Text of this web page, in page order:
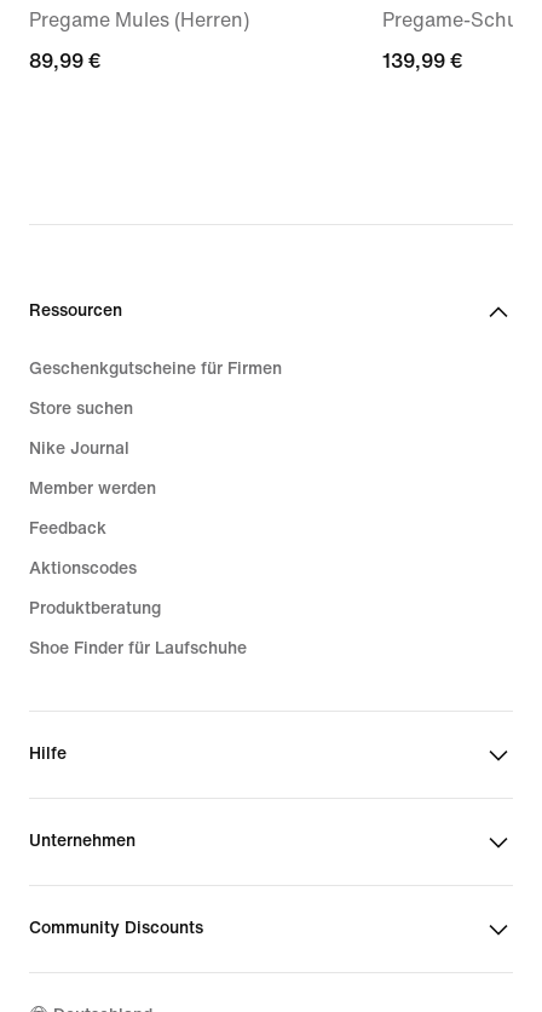
Pregame Mules (Herren)
89,99 €
89,99 €
Pregame-
139,99 €
139,99 €
Ressourcen
Geschenkgutscheine für Firmen
Store suchen
Nike Journal
Member werden
Feedback
Aktionscodes
Produktberatung
Shoe Finder für Laufschuhe
Hilfe
Unternehmen
Community Discounts